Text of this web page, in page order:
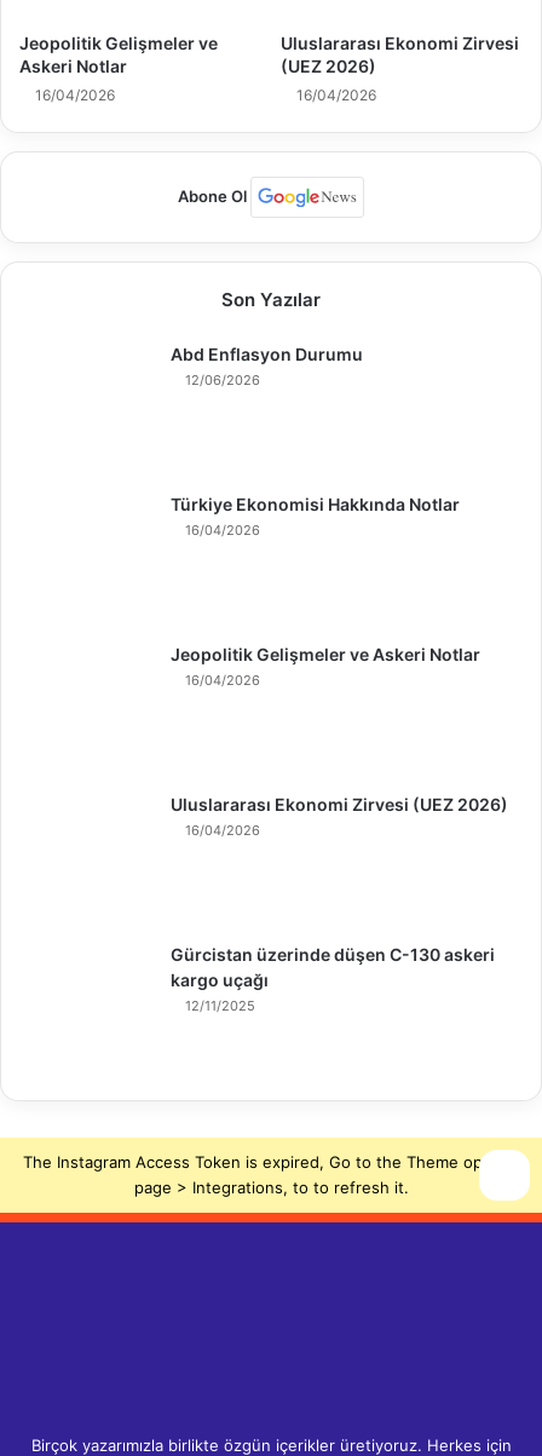
Jeopolitik Gelişmeler ve
Askeri Notlar
16/04/2026
Uluslararası Ekonomi Zirvesi
(UEZ 2026)
16/04/2026
Abone Ol
Son Yazılar
Abd Enflasyon Durumu
12/06/2026
Türkiye Ekonomisi Hakkında Notlar
16/04/2026
Jeopolitik Gelişmeler ve Askeri Notlar
16/04/2026
Uluslararası Ekonomi Zirvesi (UEZ 2026)
16/04/2026
Gürcistan üzerinde düşen C-130 askeri
kargo uçağı
12/11/2025
The Instagram Access Token is expired, Go to the Theme options
page > Integrations, to to refresh it.
Birçok yazarımızla birlikte özgün içerikler üretiyoruz. Herkes için